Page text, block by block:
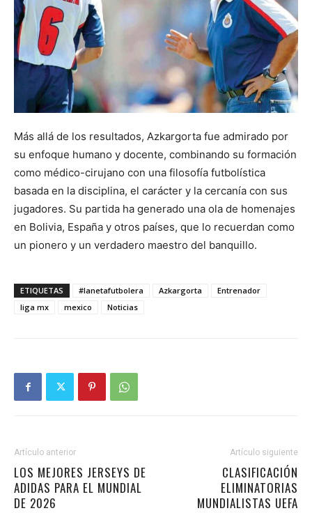
Más allá de los resultados, Azkargorta fue admirado por
su enfoque humano y docente, combinando su formación
como médico-cirujano con una filosofía futbolística
basada en la disciplina, el carácter y la cercanía con sus
jugadores. Su partida ha generado una ola de homenajes
en Bolivia, España y otros países, que lo recuerdan como
un pionero y un verdadero maestro del banquillo.
ETIQUETAS #lanetafutbolera Azkargorta
Entrenador
liga mx
mexico Noticias
Artículo anterior
LOS MEJORES JERSEYS DE
ADIDAS PARA EL MUNDIAL
DE 2026
Artículo siguiente
CLASIFICACIÓN
ELIMINATORIAS
MUNDIALISTAS UEFA